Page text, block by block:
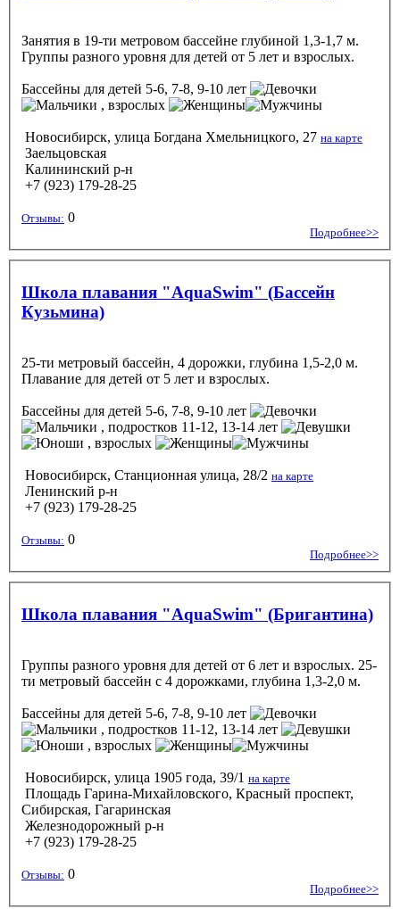
Занятия в 19-ти метровом бассейне глубиной 1,3-1,7 м.
Группы разного уровня для детей от 5 лет и взрослых.
Бассейны для детей 5-6, 7-8, 9-10 лет
, взрослых
Новосибирск, улица Богдана Хмельницкого, 27 на карте
Заельцовская
Калининский р-н
+7 (923) 179-28-25
Отзывы: 0
Подробнее>>
Школа плавания "AquaSwim" (Бассейн
Кузьмина)
25-ти метровый бассейн, 4 дорожки, глубина 1,5-2,0 м.
Плавание для детей от 5 лет и взрослых.
Бассейны для детей 5-6, 7-8, 9-10 лет
, подростков 11-12, 13-14 лет
, взрослых
Новосибирск, Станционная улица, 28/2 на карте
Ленинский р-н
+7 (923) 179-28-25
Отзывы: 0
Подробнее>>
Школа плавания "AquaSwim" (Бригантина)
Группы разного уровня для детей от 6 лет и взрослых. 25-
ти метровый бассейн с 4 дорожками, глубина 1,3-2,0 м.
Бассейны для детей 5-6, 7-8, 9-10 лет
, подростков 11-12, 13-14 лет
, взрослых
Новосибирск, улица 1905 года, 39/1 на карте
Площадь Гарина-Михайловского, Красный проспект,
Сибирская, Гагаринская
Железнодорожный р-н
+7 (923) 179-28-25
Отзывы: 0
Подробнее>>